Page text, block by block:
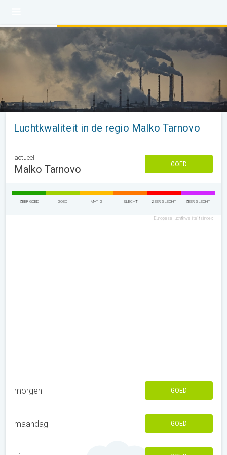
Luchtkwaliteit in de regio Malko Tarnovo
actueel
Malko Tarnovo GOED
ZEER GOED GOED MATIG SLECHT ZEER SLECHT ZEER SLECHT
Europese luchtkwaliteitsindex
morgen GOED
maandag GOED